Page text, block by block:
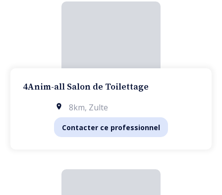
4Anim-all Salon de Toilettage
8km, Zulte
Contacter ce professionnel